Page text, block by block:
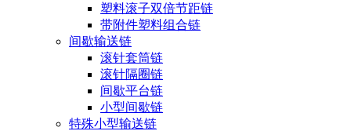
塑料滚子双倍节距链
带附件塑料组合链
间歇输送链
滚针套筒链
滚针隔圈链
间歇平台链
小型间歇链
特殊小型输送链